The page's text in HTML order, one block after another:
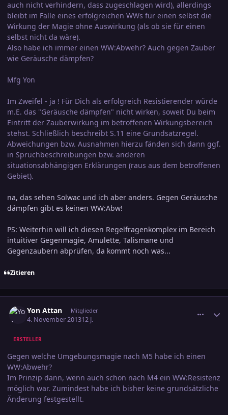
auch nicht verhindern, dass zugeschlagen wird), allerdings
bleibt im Falle eines erfolgreichen WWs für einen selbst die
Wirkung der Magie ohne Auswirkung (als ob sie für einen
selbst nicht da wäre).
Also habe ich immer einen WW:Abwehr? Auch gegen Zauber
wie Geräusche dämpfen?
Mfg Yon
Im Zweifel - ja ! Für Dich als erfolgreich Resistierender würde
m.E. das "Geräusche dämpfen" nicht wirken, soweit Du beim
Eintritt der Zauberwirkung im betroffenen Wirkungsbereich
stehst. Schließlich beschreibt S.11 eine Grundsatzregel.
Abweichungen bzw. Ausnahmen hierzu fänden sich dann ggf.
in Spruchbeschreibungen bzw. anderen
situationsabhängigen Erklärungen (raus aus dem betroffenen
Gebiet).
na, das sehen Solwac und ich aber anders. Gegen Geräusche
dämpfen gibt es keinen WW:Abw!
PS: Weiterhin will ich diesen Regelfragenkomplex im Bereich
intuitiver Gegenmagie, Amulette, Talismane und
Gegenzaubern abprüfen, da kommt noch was...
Zitieren
Yon Attan Mitglieder
4. November 201312 J.
ERSTELLER
Gegen welche Umgebungsmagie nach M5 habe ich einen
WW:Abwehr?
Im Prinzip dann, wenn auch schon nach M4 ein WW:Resistenz
möglich war. Zumindest habe ich bisher keine grundsätzliche
Änderung festgestellt.